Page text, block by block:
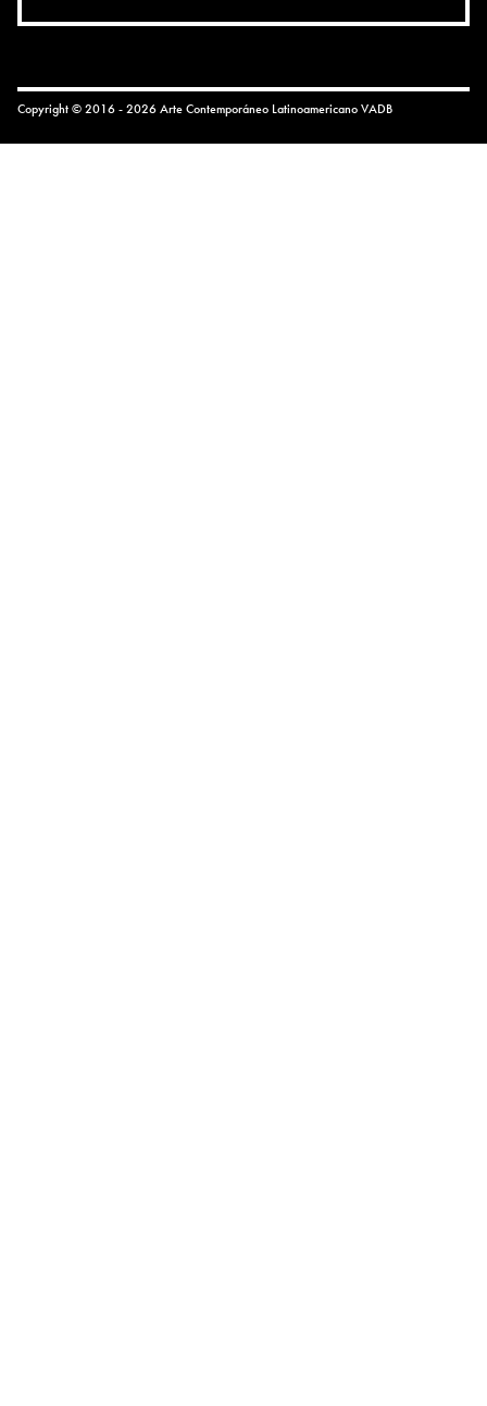
Copyright © 2016 - 2026 Arte Contemporáneo LatinoamericanoVADB